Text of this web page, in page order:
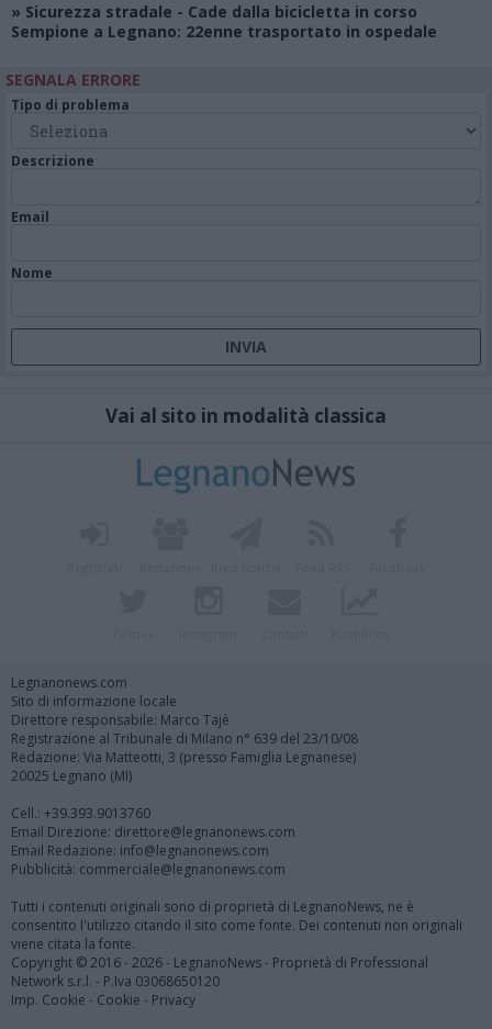
» Sicurezza stradale - Cade dalla bicicletta in corso
Sempione a Legnano: 22enne trasportato in ospedale
SEGNALA ERRORE
Tipo di problema
Descrizione
Email
Nome
Vai al sito in modalità classica
Legnanonews.com
Sito di informazione locale
Direttore responsabile: Marco Tajè
Registrazione al Tribunale di Milano n° 639 del 23/10/08
Redazione: Via Matteotti, 3 (presso Famiglia Legnanese)
20025 Legnano (MI)
Cell.: +39.393.9013760
Email Direzione: direttore@legnanonews.com
Email Redazione: info@legnanonews.com
Pubblicità: commerciale@legnanonews.com
Tutti i contenuti originali sono di proprietà di LegnanoNews, ne è
consentito l'utilizzo citando il sito come fonte. Dei contenuti non originali
viene citata la fonte.
Copyright © 2016 - 2026 - LegnanoNews - Proprietà di Professional
Network s.r.l. - P.Iva 03068650120
Imp. Cookie - Cookie - Privacy